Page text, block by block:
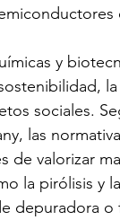
y
sociales.
las
de valorizar
la pirólisis y
depuradora